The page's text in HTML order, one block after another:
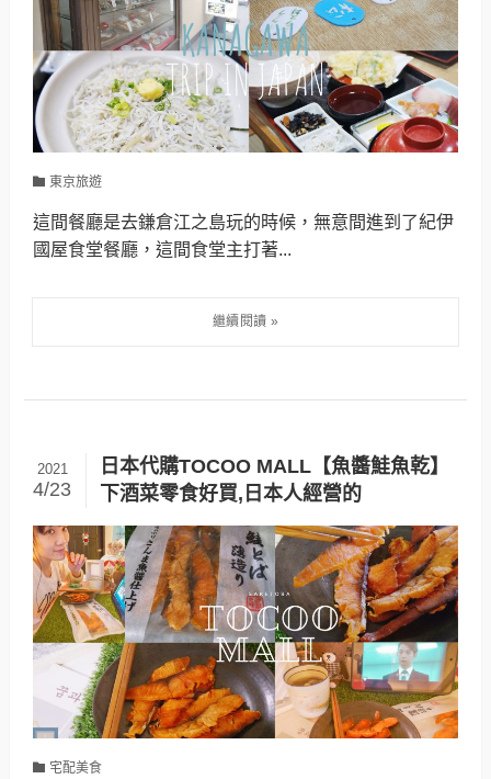
東京旅遊
這間餐廳是去鎌倉江之島玩的時候，無意間進到了紀伊
國屋食堂餐廳，這間食堂主打著...
日本代購TOCOO MALL【魚醬鮭魚乾】
下酒菜零食好買,日本人經營的
2021
4/23
宅配美食